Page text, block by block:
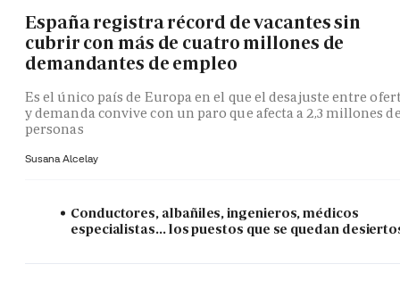
España registra récord de vacantes sin
cubrir con más de cuatro millones de
demandantes de empleo
Es el único país de Europa en el que el desajuste entre
y demanda convive con un paro que afecta a 2,3 millones
personas
Susana Alcelay
Conductores, albañiles, ingenieros, médicos
especialistas... los puestos que se quedan